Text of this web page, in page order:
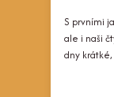
S prvními
ale i naši
dny